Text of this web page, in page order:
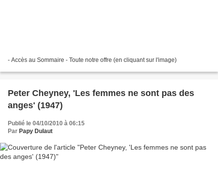
- Accès au Sommaire - Toute notre offre (en cliquant sur l'image)
Peter Cheyney, 'Les femmes ne sont pas des
anges' (1947)
Publié le 04/10/2010 à 06:15
Par Papy Dulaut